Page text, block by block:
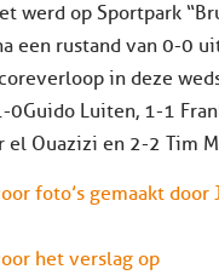
werd op Sportpark
een rustand van 0-0
in deze
Guido Luiten, 1-1
el Ouazizi en 2-2 Tim
foto’s gemaakt door
het verslag op